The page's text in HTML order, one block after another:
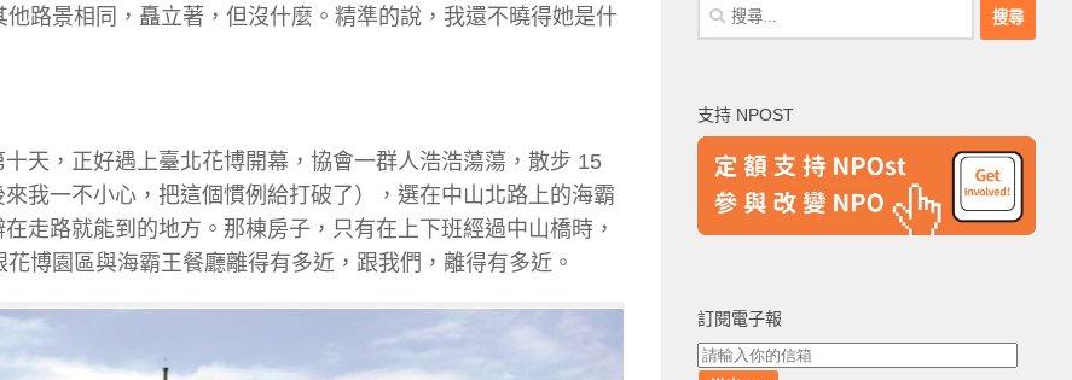
路景相同，矗立著，但沒什麼。精準的說，我還不曉得她是什
天，正好遇上臺北花博開幕，協會一群人浩浩蕩蕩，散步 15
我一不小心，把這個慣例給打破了），選在中山北路上的海霸
走路就能到的地方。那棟房子，只有在上下班經過中山橋時，
博園區與海霸王餐廳離得有多近，跟我們，離得有多近。
搜
尋
字:
支持 NPOST
訂閱電子報